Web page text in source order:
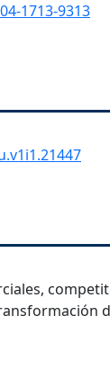
1713-9313